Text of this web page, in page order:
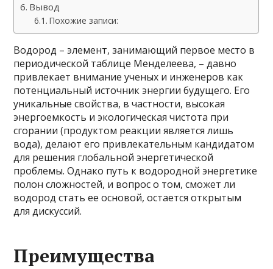
Вывод
Похожие записи:
Водород – элемент, занимающий первое место в
периодической таблице Менделеева, – давно
привлекает внимание ученых и инженеров как
потенциальный источник энергии будущего. Его
уникальные свойства, в частности, высокая
энергоемкость и экологическая чистота при
сгорании (продуктом реакции является лишь
вода), делают его привлекательным кандидатом
для решения глобальной энергетической
проблемы. Однако путь к водородной энергетике
полон сложностей, и вопрос о том, сможет ли
водород стать ее основой, остается открытым
для дискуссий.
Преимущества